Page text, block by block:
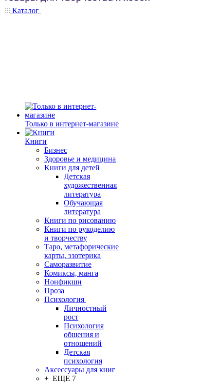
Каталог
Только в интернет-магазине
Книги
Бизнес
Здоровье и медицина
Книги для детей
Детская
художественная
литература
Обучающая
литература
Книги по рисованию
Книги по рукоделию
и творчеству
Таро, метафорические
карты, эзотерика
Саморазвитие
Комиксы, манга
Нонфикшн
Проза
Психология
Личностный
рост
Психология
общения и
отношений
Детская
психология
Аксессуары для книг
+ ЕЩЕ 7